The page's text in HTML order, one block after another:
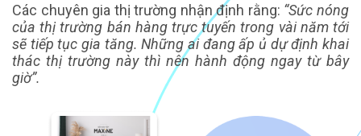
Các chuyên gia thị trường nhận định rằng: “Sức nóng
của thị trường bán hàng trực tuyến trong vài năm tới
sẽ tiếp tục gia tăng. Những ai đang ấp ủ dự định khai
thác thị trường này thì nên hành động ngay từ bây
giờ”.